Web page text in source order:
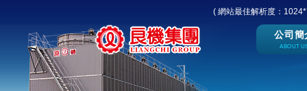
( 網站最佳解析度：
公司簡
ABOUT